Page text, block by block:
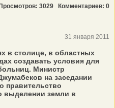
Просмотров: 3029 Комментариев: 0
31 января 2011
в столице, в областных
создавать условия для
Министр
на заседании
правительство
выделении земли в